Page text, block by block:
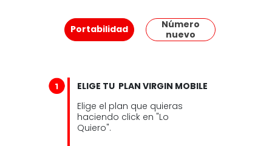
Portabilidad
Número
nuevo
Elige el plan que quieras
haciendo click en "Lo
Quiero".
ELIGE TU PLAN VIRGIN MOBILE